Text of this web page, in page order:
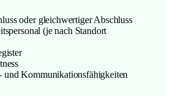
oder gleichwertiger Abschluss
(je nach Standort
und Kommunikationsfähigkeiten